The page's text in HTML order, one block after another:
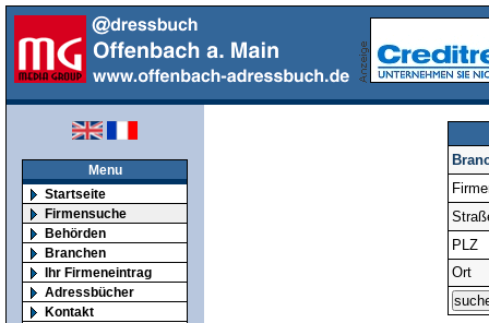
Menu
Startseite
Firmensuche
Behörden
Branchen
Ihr Firmeneintrag
Adressbücher
Kontakt
PLZ
Ort